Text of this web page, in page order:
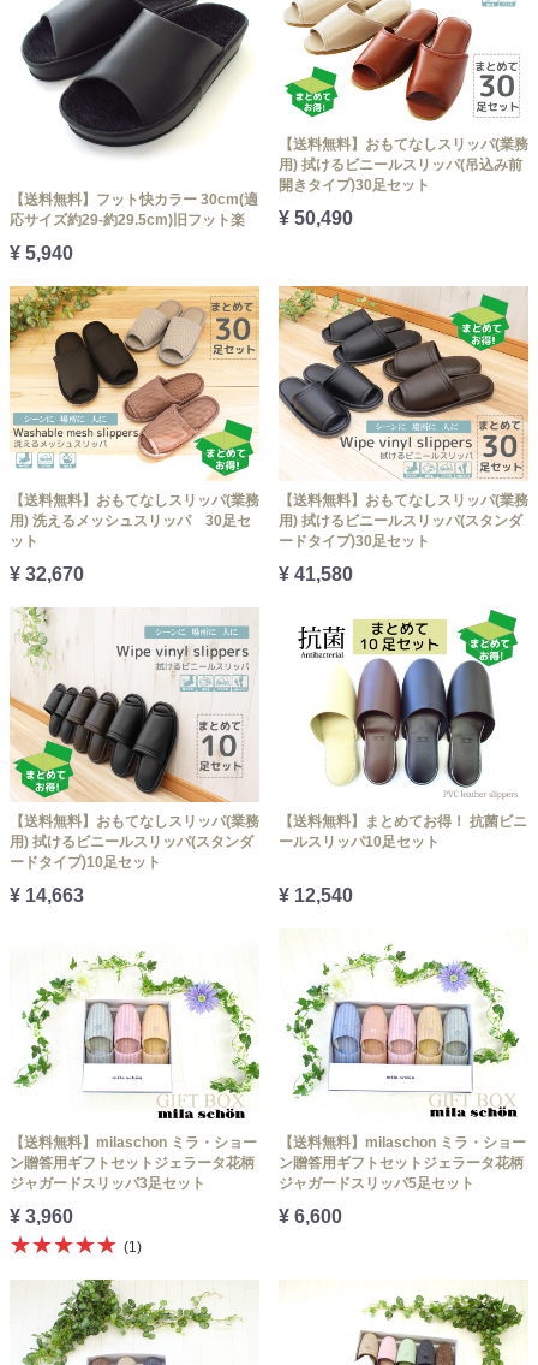
【送料無料】フット快カラー 30cm(適
応サイズ約29-約29.5cm)旧フット楽
¥ 5,940
【送料無料】おもてなしスリッパ(業務
用) 拭けるビニールスリッパ(吊込み前
開きタイプ)30足セット
¥ 50,490
【送料無料】おもてなしスリッパ(業務
用) 洗えるメッシュスリッパ 30足セ
ット
¥ 32,670
【送料無料】おもてなしスリッパ(業務
用) 拭けるビニールスリッパ(スタンダ
ードタイプ)30足セット
¥ 41,580
【送料無料】おもてなしスリッパ(業務
用) 拭けるビニールスリッパ(スタンダ
ードタイプ)10足セット
¥ 14,663
【送料無料】まとめてお得！ 抗菌ビニ
ールスリッパ10足セット
¥ 12,540
【送料無料】milaschon ミラ・ショー
ン贈答用ギフトセットジェラータ花柄
ジャガードスリッパ3足セット
¥ 3,960
★★★★★ (1)
【送料無料】milaschon ミラ・ショー
ン贈答用ギフトセットジェラータ花柄
ジャガードスリッパ5足セット
¥ 6,600